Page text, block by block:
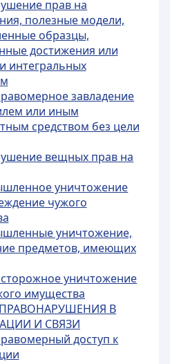
прав на
полезные модели,
образцы,
достижения или
интегральных
завладение
или иным
средством без цели
вещных прав на
уничтожение
чужого
уничтожение,
предметов, имеющих
уничтожение
имущества
В
И СВЯЗИ
доступ к